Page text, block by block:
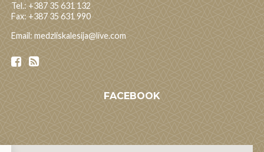
Tel.: +387 35 631 132
Fax: +387 35 631 990
Email: medzliskalesija@live.com
FACEBOOK